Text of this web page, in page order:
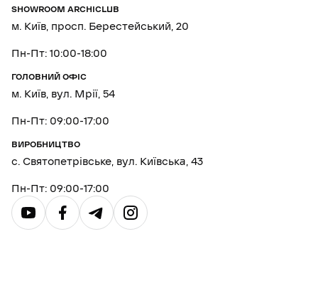
SHOWROOM ARCHICLUB
м. Київ, просп. Берестейський, 20
Пн-Пт: 10:00-18:00
ГОЛОВНИЙ ОФІС
м. Київ, вул. Мрії, 54
Пн-Пт: 09:00-17:00
ВИРОБНИЦТВО
с. Святопетрівське, вул. Київська, 43
Пн-Пт: 09:00-17:00